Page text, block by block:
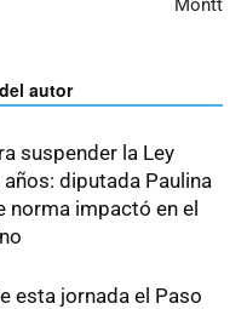
Montt
autor
suspender la Ley
diputada Paulina
norma impactó en el
esta jornada el Paso